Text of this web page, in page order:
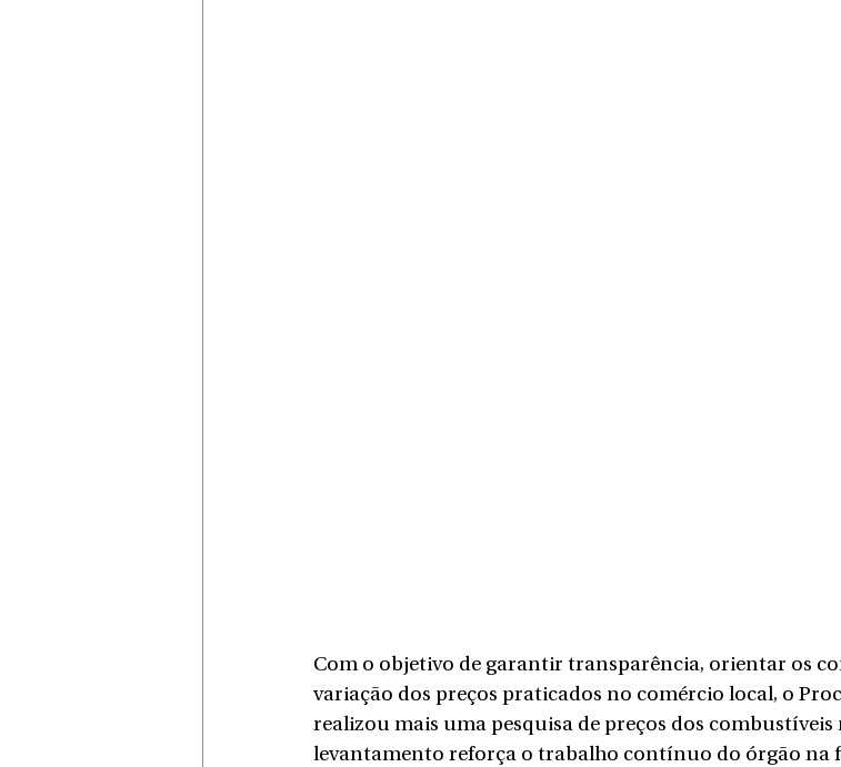
Com o objetivo de garantir transparência, orientar os
variação dos preços praticados no comércio local, o
realizou mais uma pesquisa de preços dos
levantamento reforça o trabalho contínuo do órgão na